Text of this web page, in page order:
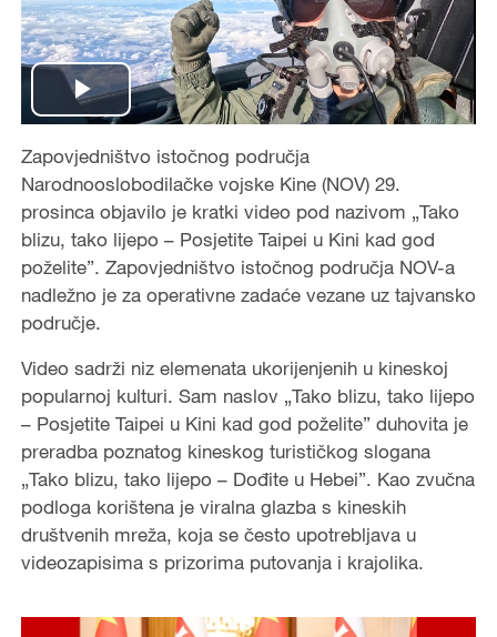
P
l
a
y
V
i
d
e
o
Zapovjedništvo istočnog područja
Narodnooslobodilačke vojske Kine (NOV) 29.
prosinca objavilo je kratki video pod nazivom „Tako
blizu, tako lijepo – Posjetite Taipei u Kini kad god
poželite”. Zapovjedništvo istočnog područja NOV-a
nadležno je za operativne zadaće vezane uz tajvansko
područje.
Video sadrži niz elemenata ukorijenjenih u kineskoj
popularnoj kulturi. Sam naslov „Tako blizu, tako lijepo
– Posjetite Taipei u Kini kad god poželite” duhovita je
preradba poznatog kineskog turističkog slogana
„Tako blizu, tako lijepo – Dođite u Hebei”. Kao zvučna
podloga korištena je viralna glazba s kineskih
društvenih mreža, koja se često upotrebljava u
videozapisima s prizorima putovanja i krajolika.